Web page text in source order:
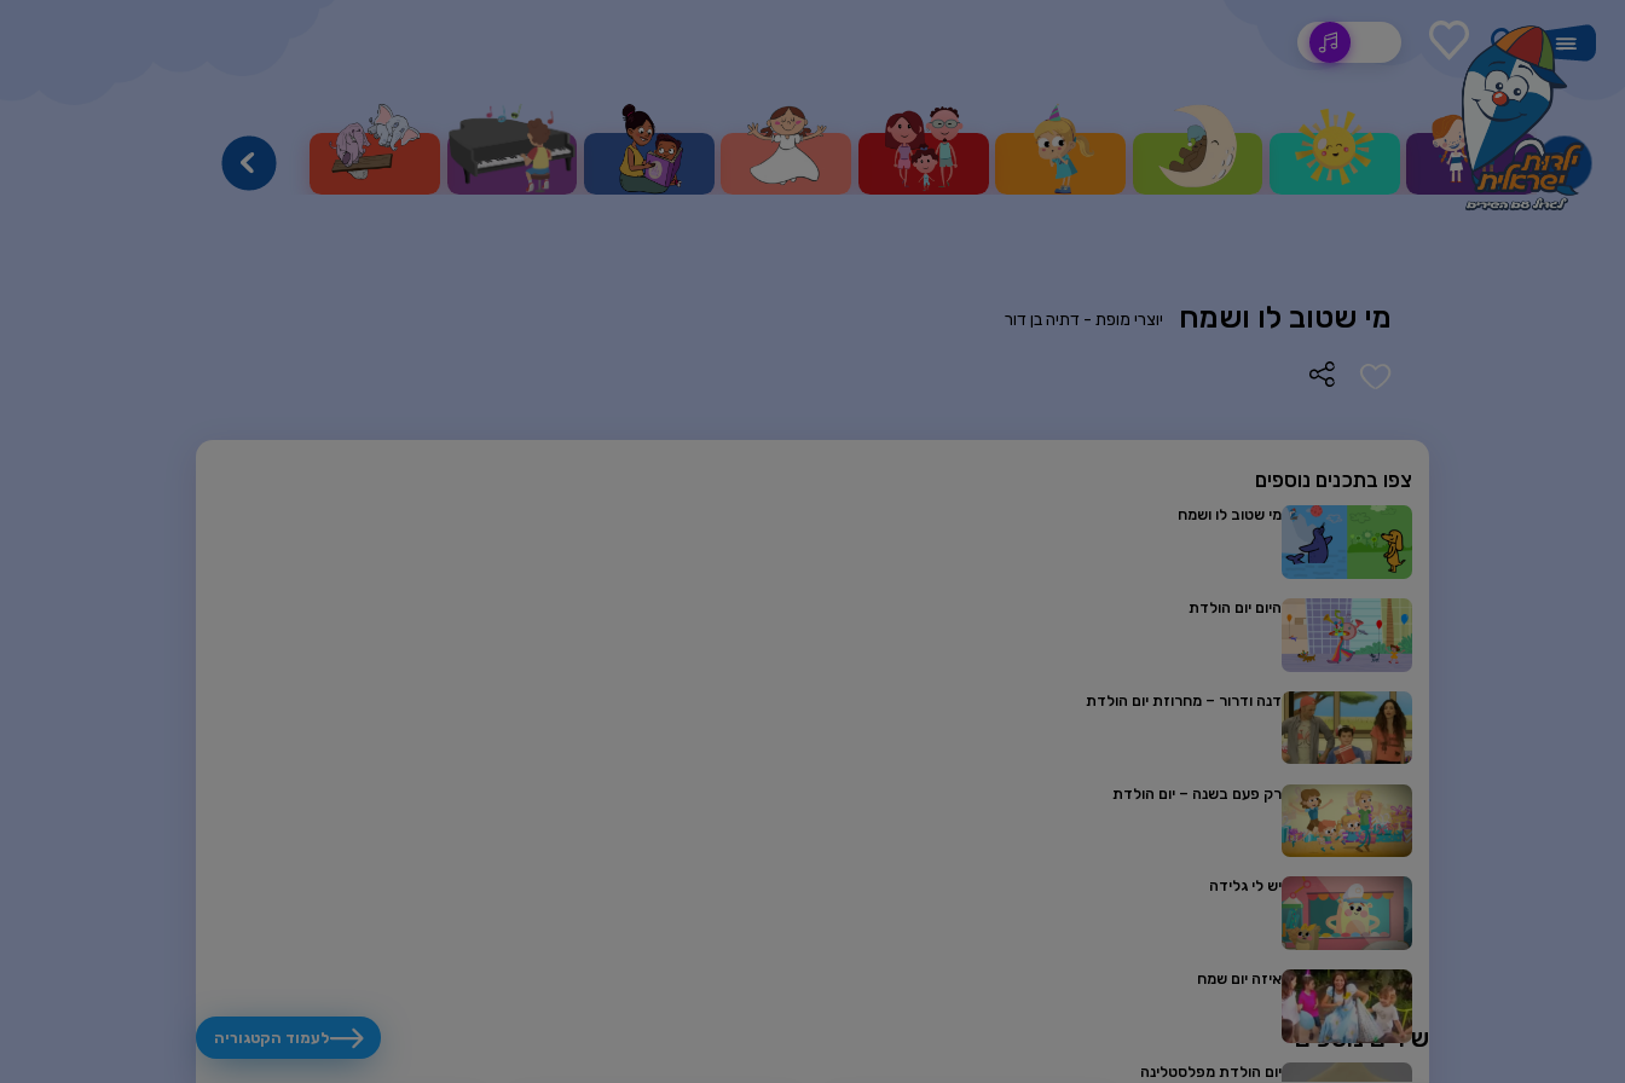
שירים
מי שטוב לו ושמח יוצרי מופת - דתיה בן דור
צפו בתכנים נוספים
מי שטוב לו ושמח
היום יום הולדת
דנה ודרור – מחרוזת יום הולדת
רק פעם בשנה – יום הולדת
יש לי גלידה
איזה יום שמח
יום הולדת מפלסטלינה
שירים נוספים לעמוד הקטגוריה